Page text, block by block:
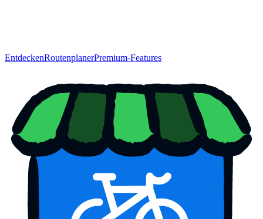
EntdeckenRoutenplanerPremium-Features